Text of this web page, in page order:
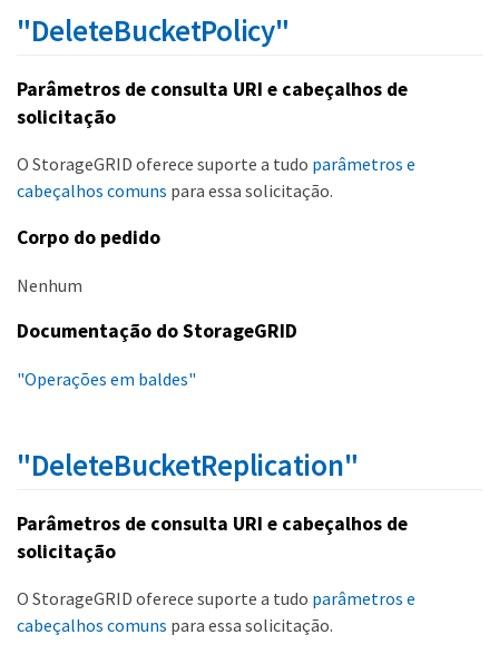
"DeleteBucketPolicy"
Parâmetros de consulta URI e cabeçalhos de
solicitação
O StorageGRID oferece suporte a tudo parâmetros e
cabeçalhos comuns para essa solicitação.
Corpo do pedido
Nenhum
Documentação do StorageGRID
"Operações em baldes"
"DeleteBucketReplication"
Parâmetros de consulta URI e cabeçalhos de
solicitação
O StorageGRID oferece suporte a tudo parâmetros e
cabeçalhos comuns para essa solicitação.